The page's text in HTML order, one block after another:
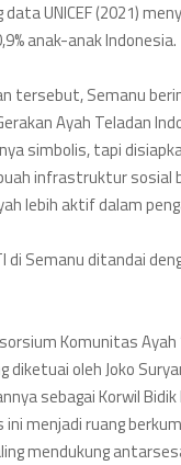
data UNICEF (2021)
anak-anak Indonesia.
tersebut, Semanu
Ayah Teladan
simbolis, tapi
infrastruktur sosial
lebih aktif dalam
di Semanu ditandai
Komunitas Ayah
diketuai oleh Joko
sebagai Korwil
menjadi ruang
mendukung